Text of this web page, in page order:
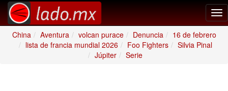
China
Aventura volcan purace Denuncia
16 de febrero
lista de francia mundial 2026
Foo Fighters
Silvia Pinal
Júpiter
Serie